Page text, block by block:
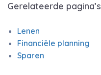
Gerelateerde pagina’s
Lenen
Financiële planning
Sparen